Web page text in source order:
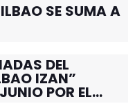
SE SUMA A
DEL
IZAN”
POR EL